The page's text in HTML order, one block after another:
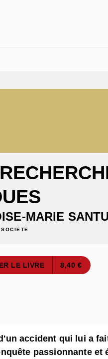
MARIE
SOCIÉTÉ
LE LIVRE 8,40 €
accident qui lui a
passionnante